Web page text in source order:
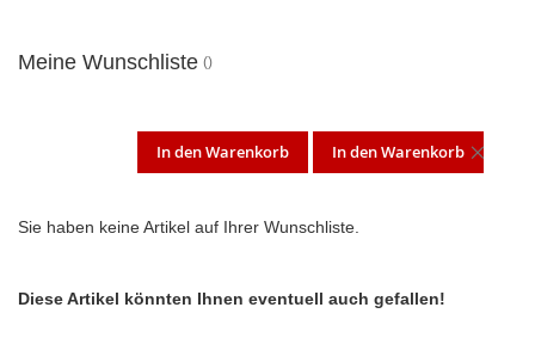
Meine Wunschliste
In den Warenkorb In den Warenkorb
Sie haben keine Artikel auf Ihrer Wunschliste.
Diese Artikel könnten Ihnen eventuell auch gefallen!